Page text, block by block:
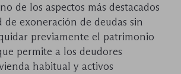
de los aspectos más destacados
de exoneración de deudas sin
previamente el patrimonio
permite a los deudores
habitual y activos